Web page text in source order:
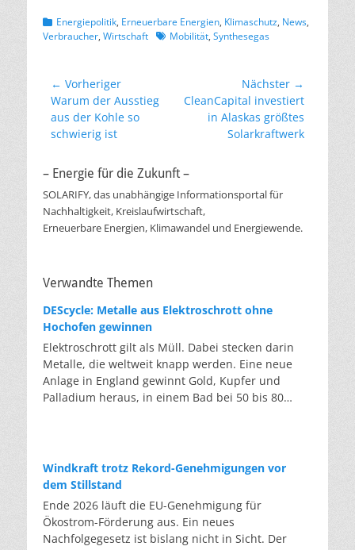
Kategorien
Energiepolitik, Erneuerbare Energien, Klimaschutz, News,
Verbraucher, Wirtschaft Schlagworte
Mobilität, Synthesegas
Beitragsnavigation
← Vorheriger
Vorheriger
Beitrag:
Warum der Ausstieg
aus der Kohle so
schwierig ist
Nächster →
Nächster
Beitrag:
CleanCapital investiert
in Alaskas größtes
Solarkraftwerk
– Energie für die Zukunft –
SOLARIFY, das unabhängige Informationsportal für
Nachhaltigkeit, Kreislaufwirtschaft,
Erneuerbare Energien, Klimawandel und Energiewende.
Verwandte Themen
DEScycle: Metalle aus Elektroschrott ohne
Hochofen gewinnen
Elektroschrott gilt als Müll. Dabei stecken darin
Metalle, die weltweit knapp werden. Eine neue
Anlage in England gewinnt Gold, Kupfer und
Palladium heraus, in einem Bad bei 50 bis 80
tausend Grad ein. Energieintensiv und nur im
industriellen Großmaßstab möglich. Das Londoner
Start-up DEScycle hat im englischen Teesside eine
Demonstrationsanlage eröffnet, die ohne diese
Hitze auskommt: Ein chemisches Bad löst die
Windkraft trotz Rekord-Genehmigungen vor
dem Stillstand
Ende 2026 läuft die EU-Genehmigung für
Ökostrom-Förderung aus. Ein neues
Nachfolgegesetz ist bislang nicht in Sicht. Der